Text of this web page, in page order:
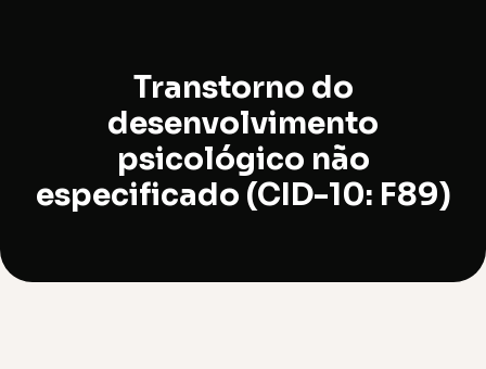
Transtorno do
desenvolvimento
psicológico não
especificado (CID-10: F89)